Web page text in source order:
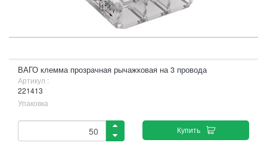
ВАГО клемма прозрачная рычажковая на 3 провода
Артикул :
221413
Упаковка
Купить